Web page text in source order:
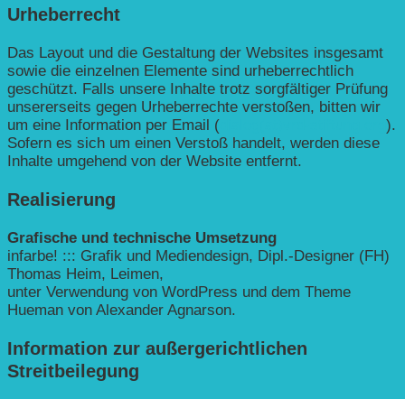
Urheberrecht
Das Layout und die Gestaltung der Websites insgesamt
sowie die einzelnen Elemente sind urheberrechtlich
geschützt. Falls unsere Inhalte trotz sorgfältiger Prüfung
unsererseits gegen Urheberrechte verstoßen, bitten wir
um eine Information per Email (
).
Sofern es sich um einen Verstoß handelt, werden diese
Inhalte umgehend von der Website entfernt.
Realisierung
Grafische und technische Umsetzung
infarbe! ::: Grafik und Mediendesign, Dipl.-Designer (FH)
Thomas Heim, Leimen,
unter Verwendung von WordPress und dem Theme
Hueman von Alexander Agnarson.
Information zur außergerichtlichen
Streitbeilegung